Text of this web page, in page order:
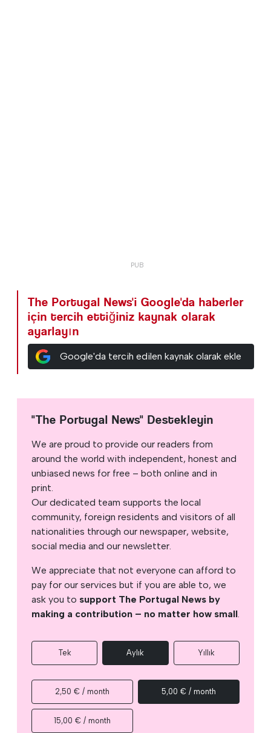
The Portugal News'i Google'da haberler
için tercih ettiğiniz kaynak olarak
ayarlayın
Google'da tercih edilen kaynak olarak ekle
"The Portugal News" Destekleyin
We are proud to provide our readers from
around the world with independent, honest and
unbiased news for free – both online and in
print.
Our dedicated team supports the local
community, foreign residents and visitors of all
nationalities through our newspaper, website,
social media and our newsletter.
We appreciate that not everyone can afford to
pay for our services but if you are able to, we
ask you to support The Portugal News by
making a contribution – no matter how small.
Tek Aylık Yıllık
2,50 € / month 5,00 € / month
15,00 € / month